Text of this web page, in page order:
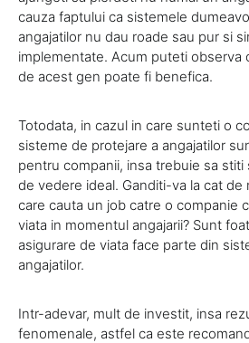
cauza faptului ca sistemele
angajatilor nu dau roade sau pur si
implementate. Acum puteti observa
de acest gen poate fi benefica.
Totodata, in cazul in care sunteti o
sisteme de protejare a angajatilor
pentru companii, insa trebuie sa
de vedere ideal. Ganditi-va la cat de
care cauta un job catre o companie
viata in momentul angajarii? Sunt
asigurare de viata face parte din
angajatilor.
Intr-adevar, mult de investit, insa
fenomenale, astfel ca este